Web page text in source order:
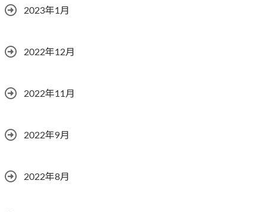
2023年1月
2022年12月
2022年11月
2022年9月
2022年8月